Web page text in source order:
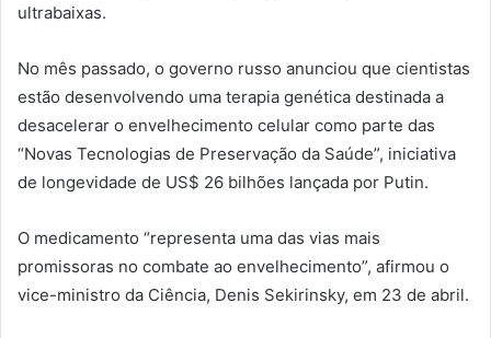
ultrabaixas.
No mês passado, o governo russo anunciou que cientistas
estão desenvolvendo uma terapia genética destinada a
desacelerar o envelhecimento celular como parte das
“Novas Tecnologias de Preservação da Saúde”, iniciativa
de longevidade de US$ 26 bilhões lançada por Putin.
O medicamento “representa uma das vias mais
promissoras no combate ao envelhecimento”, afirmou o
vice-ministro da Ciência, Denis Sekirinsky, em 23 de abril.